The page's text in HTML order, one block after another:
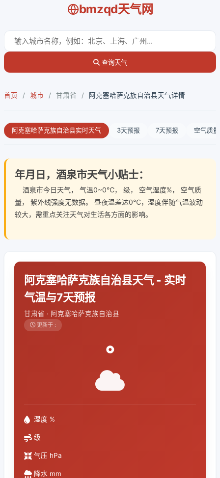
bmzqd天气网
查询天气
首页 / 城市 / 甘肃省 / 阿克塞哈萨克族自治县天气详情
阿克塞哈萨克族自治县实时天气 3天预报 7天预报 空气质量
年月日，酒泉市天气小贴士：
酒泉市今日天气， 气温0~0℃， 级， 空气湿度%， 空气质
量， 紫外线强度无数据。 昼夜温差达0℃，湿度伴随气温波动
较大，需重点关注天气对生活各方面的影响。
阿克塞哈萨克族自治县天气 - 实时
气温与7天预报
甘肃省 · 阿克塞哈萨克族自治县
更新于 :
°
湿度 %
级
气压 hPa
降水 mm